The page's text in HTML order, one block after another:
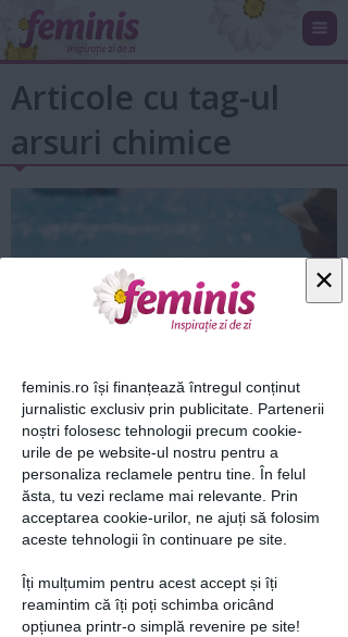
×
feminis.ro își finanțează întregul conținut
jurnalistic exclusiv prin publicitate. Partenerii
noștri folosesc tehnologii precum cookie-
urile de pe website-ul nostru pentru a
personaliza reclamele pentru tine. În felul
ăsta, tu vezi reclame mai relevante. Prin
acceptarea cookie-urilor, ne ajuți să folosim
aceste tehnologii în continuare pe site.
Îți mulțumim pentru acest accept și îți
reamintim că îți poți schimba oricând
opțiunea printr-o simplă revenire pe site!
Articole cu tag-ul
arsuri chimice
Zeama de lime şi razele soarelui îţi
pot provoca arsuri CHIMICE
30 mai 2016